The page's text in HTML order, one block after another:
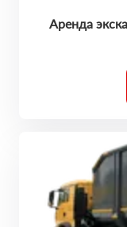
Аренда